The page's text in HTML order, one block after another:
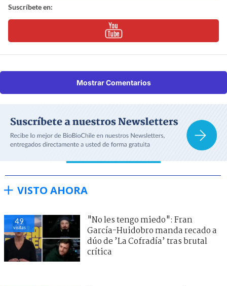
Suscríbete en:
Mostrar Comentarios
VISTO AHORA
49
visitas
"No les tengo miedo": Fran
García-Huidobro manda recado a
dúo de ’La Cofradía’ tras brutal
crítica